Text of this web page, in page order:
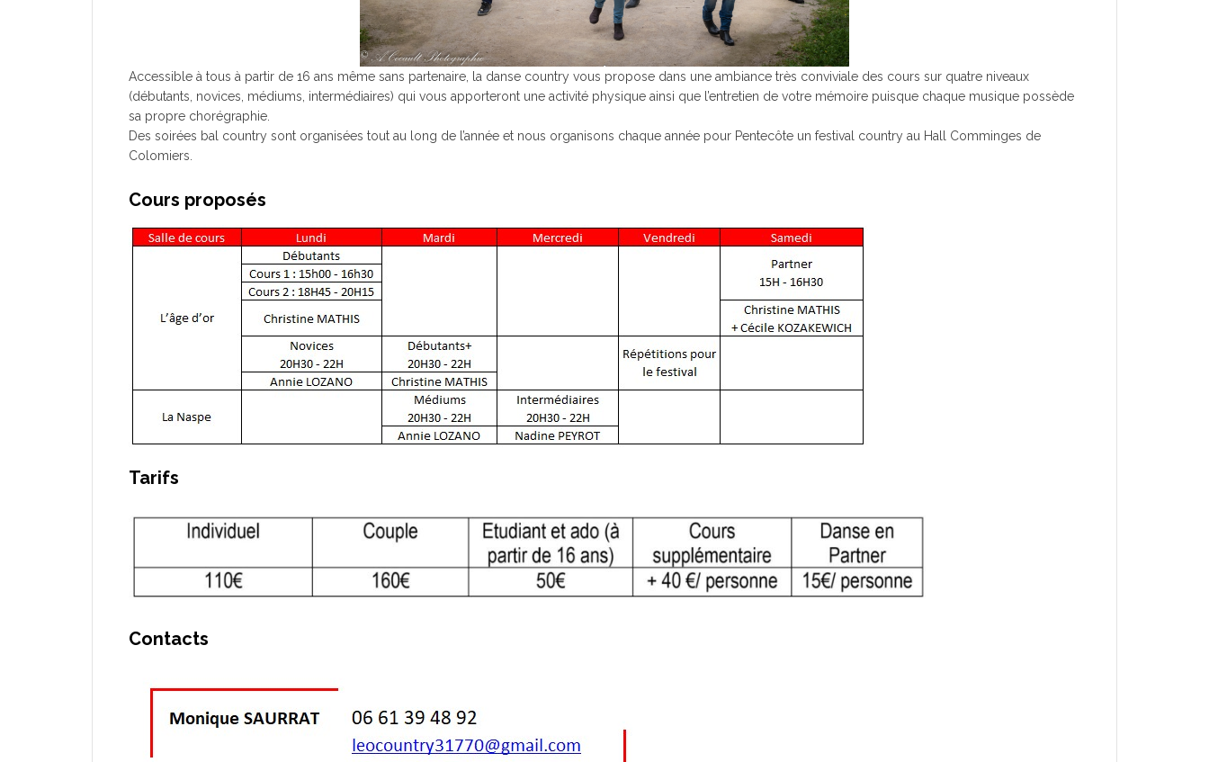
Accessible à tous à partir de 16 ans même sans partenaire, la danse country vous propose dans une ambiance très conviviale des cours sur quatre niveaux
(débutants, novices, médiums, intermédiaires) qui vous apporteront une activité physique ainsi que l’entretien de votre mémoire puisque chaque musique possède
sa propre chorégraphie.
Des soirées bal country sont organisées tout au long de l’année et nous organisons chaque année pour Pentecôte un festival country au Hall Comminges de
Colomiers.
Cours proposés
Tarifs
Contacts